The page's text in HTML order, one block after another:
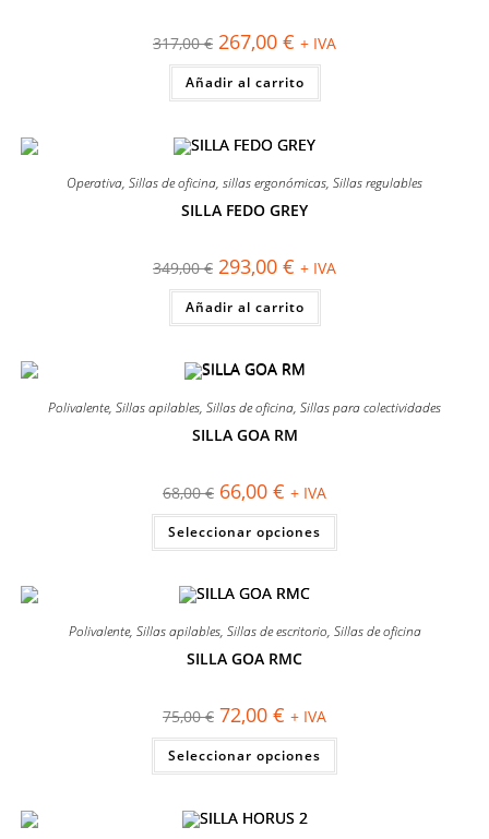
317,00€ El
precio
original
era:
317,00 €.
267,00 € El
precio
actual
es:
267,00 €.
+ IVA
Añadir al carrito
Operativa, Sillas de oficina, sillas ergonómicas, Sillas regulables
SILLA FEDO GREY
349,00€ El
precio
original
era:
349,00 €.
293,00 € El
precio
actual
es:
293,00 €.
+ IVA
Añadir al carrito
Polivalente, Sillas apilables, Sillas de oficina, Sillas para colectividades
SILLA GOA RM
68,00€ El
precio
original
era:
68,00 €.
66,00 € El
precio
actual
es:
66,00 €.
+ IVA
Seleccionar opciones
Este
tiene
se
pueden
producto
Polivalente, Sillas apilables, Sillas de escritorio, Sillas de oficina
SILLA GOA RMC
75,00€ El
precio
original
era:
75,00 €.
72,00 € El
precio
actual
es:
72,00 €.
+ IVA
Seleccionar opciones
Este
tiene